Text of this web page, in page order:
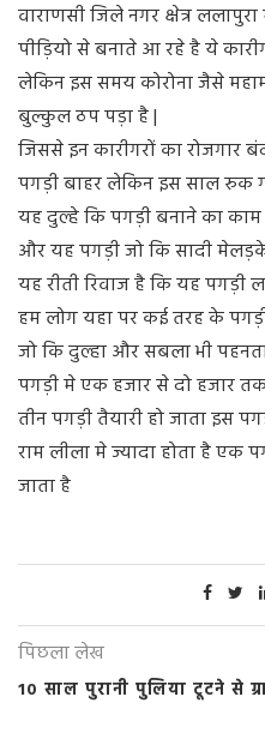
वाराणसी जिले नगर क्षेत्र
पीड़ियो से बनाते आ रहे है ये
लेकिन इस समय कोरोना जैसे
बुल्कुल ठप पड़ा है |
जिससे इन कारीगरों का रोजगार
पगड़ी बाहर लेकिन इस साल रुक
यह दुल्हे कि पगड़ी बनाने का
और यह पगड़ी जो कि सादी
यह रीती रिवाज है कि यह
हम लोग यहा पर कई तरह के
जो कि दुल्हा और सबला भी
पगड़ी मे एक हजार से दो हजार
तीन पगड़ी तैयारी हो जाता इस
राम लीला मे ज्यादा होता है एक
जाता है
पिछला लेख
10 साल पुरानी पुलिया टूटने से